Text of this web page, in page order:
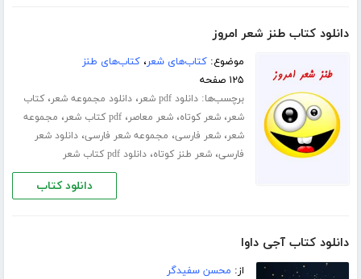
دانلود کتاب طنز شعر امروز
موضوع:کتاب‌های شعر،کتاب‌های طنز
۱۲۵ صفحه
برچسب‌ها:دانلود pdf شعر ،دانلود مجموعه شعر،کتاب
شعر،شعر کوتاه،شعر معاصر،pdf کتاب شعر ، مجموعه
شعر،شعر فارسی، مجموعه شعر فارسی،دانلود شعر
فارسی،شعر طنز کوتاه،دانلود pdf کتاب شعر
دانلود کتاب
دانلود کتاب آجی داوا
از: محسن سفیدگر